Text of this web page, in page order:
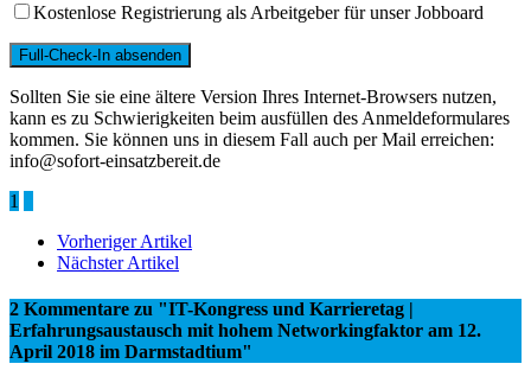
Kostenlose Registrierung als Arbeitgeber für unser Jobboard
Sollten Sie sie eine ältere Version Ihres Internet-Browsers nutzen,
kann es zu Schwierigkeiten beim ausfüllen des Anmeldeformulares
kommen. Sie können uns in diesem Fall auch per Mail erreichen:
info@sofort-einsatzbereit.de
1
Vorheriger Artikel
Nächster Artikel
2 Kommentare zu "IT-Kongress und Karrieretag |
Erfahrungsaustausch mit hohem Networkingfaktor am 12.
April 2018 im Darmstadtium"